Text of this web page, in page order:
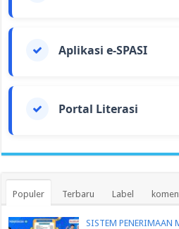
Aplikasi e-SPASI
Portal Literasi
Populer Terbaru Label
SISTEM PENERIMAAN